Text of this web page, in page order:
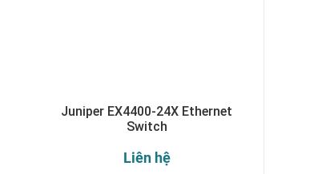
Juniper EX4400-24X Ethernet
Switch
Liên hệ